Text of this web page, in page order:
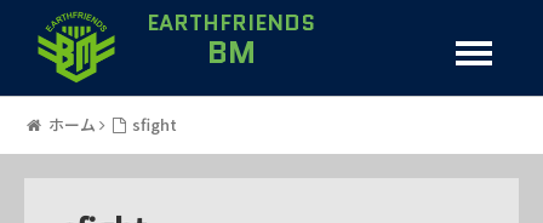
EARTHFRIENDS
BM
ホーム sfight